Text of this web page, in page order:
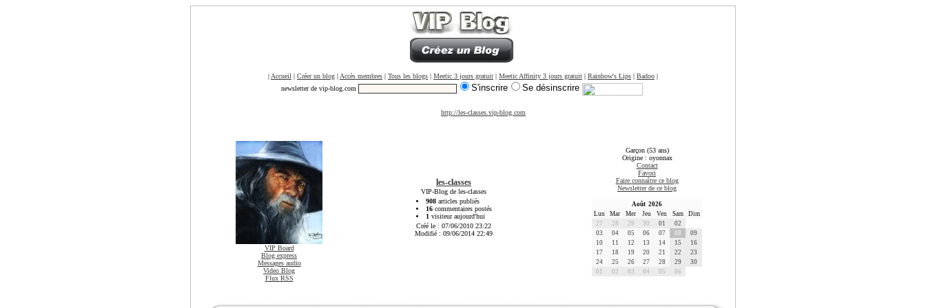
| Accueil | Créer un blog | Accès membres | Tous les blogs | Meetic 3 jours gratuit | Meetic Affinity 3 jours gratuit | Rainbow's Lips | Badoo |
newsletter de vip-blog.com
S'inscrire Se désinscrire
http://les-classes.vip-blog.com
VIP Board
Blog express
Messages audio
Video Blog
Flux RSS
les-classes
VIP-Blog de les-classes
908articles publiés
16commentaires postés
1 visiteur aujourd'hui
Créé le : 07/06/2010 23:22
Modifié : 09/06/2014 22:49
Garçon (53 ans)
Origine : oyonnax
Contact
Favori
Faire connaître ce blog
Newsletter de ce blog
Août 2026
Lun
Mar Mer Jeu Ven Sam
Dim
27
28 29 30 01
02
03
04 05 06 07 08
09
10
11 12 13 14 15
16
17
18 19 20 21 22
23
24
25 26 27 28 29
30
01
02 03 04 05 06